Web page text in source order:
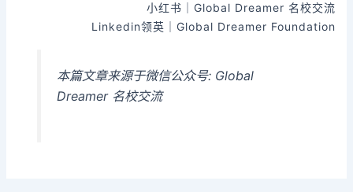
小红书｜Global Dreamer 名校交流
Linkedin领英｜Global Dreamer Foundation
本篇文章来源于微信公众号: Global
Dreamer 名校交流